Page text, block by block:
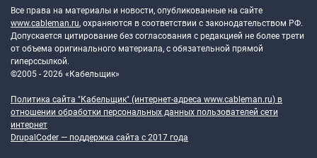
Все права на материалы и новости, опубликованные на сайте
www.cableman.ru, охраняются в соответствии с законодательством РФ.
Допускается цитирование без согласования с редакцией не более трети
от объема оригинального материала, с обязательной прямой
гиперссылкой.
©2005 - 2026 «Кабельщик»
Политика сайта "Кабельщик" (интернет-адреса www.cableman.ru) в
отношении обработки персональных данных пользователей сети
интернет
DrupalCoder — поддержка сайта c 2017 года